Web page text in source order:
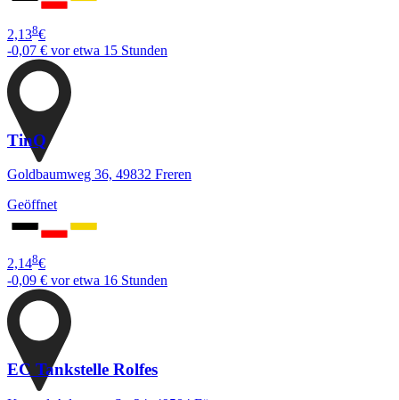
2,138€
-0,07 € vor etwa 15 Stunden
TinQ
Goldbaumweg 36, 49832 Freren
Geöffnet
2,148€
-0,09 € vor etwa 16 Stunden
EC Tankstelle Rolfes